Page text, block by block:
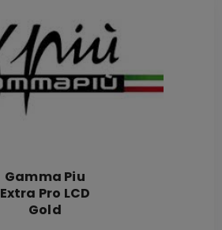
Gamma Piu
Extra Pro LCD
Gold